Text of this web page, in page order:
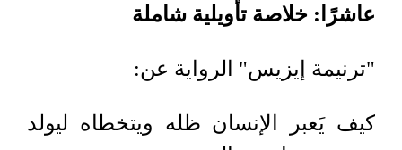
عاشرًا: خلاصة تأويلية شاملة
"ترنيمة إيزيس" الرواية عن:
كيف يَعبر الإنسان ظله ويتخطاه ليولد